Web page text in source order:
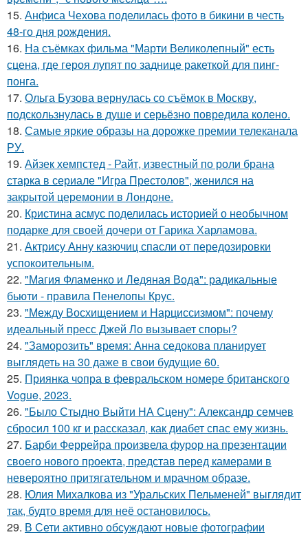
15. Анфиса Чехова поделилась фото в бикини в честь
48-го дня рождения.
16. На съёмках фильма "Марти Великолепный" есть
сцена, где героя лупят по заднице ракеткой для пинг-
понга.
17. Ольга Бузова вернулась со съёмок в Москву,
подскользнулась в душе и серьёзно повредила колено.
18. Самые яркие образы на дорожке премии телеканала
РУ.
19. Айзек хемпстед - Райт, известный по роли брана
старка в сериале "Игра Престолов", женился на
закрытой церемонии в Лондоне.
20. Кристина асмус поделилась историей о необычном
подарке для своей дочери от Гарика Харламова.
21. Актрису Анну казючиц спасли от передозировки
успокоительным.
22. "Магия Фламенко и Ледяная Вода": радикальные
бьюти - правила Пенелопы Крус.
23. "Между Восхищением и Нарциссизмом": почему
идеальный пресс Джей Ло вызывает споры?
24. "Заморозить" время: Анна седокова планирует
выглядеть на 30 даже в свои будущие 60.
25. Приянка чопра в февральском номере британского
Vogue, 2023.
26. "Было Стыдно Выйти НА Сцену": Александр семчев
сбросил 100 кг и рассказал, как диабет спас ему жизнь.
27. Барби Феррейра произвела фурор на презентации
своего нового проекта, представ перед камерами в
невероятно притягательном и мрачном образе.
28. Юлия Михалкова из "Уральских Пельменей" выглядит
так, будто время для неё остановилось.
29. В Сети активно обсуждают новые фотографии